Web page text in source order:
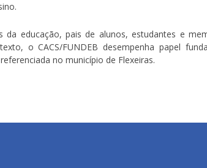
educação, pais de alunos, estudantes e
o CACS/FUNDEB desempenha papel
no município de Flexeiras.